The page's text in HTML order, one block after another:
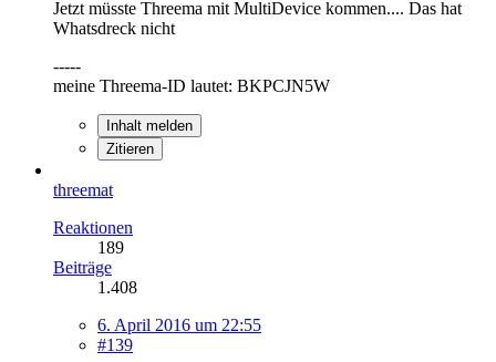
Jetzt müsste Threema mit MultiDevice kommen.... Das hat
Whatsdreck nicht
-----
meine Threema-ID lautet: BKPCJN5W
Inhalt melden
Zitieren
threemat
Reaktionen
189
Beiträge
1.408
6. April 2016 um 22:55
#139